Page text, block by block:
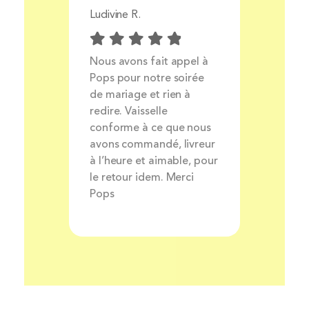
Ludivine R.
Nous avons fait appel à
Pops pour notre soirée
de mariage et rien à
redire. Vaisselle
conforme à ce que nous
avons commandé, livreur
à l’heure et aimable, pour
le retour idem. Merci
Pops